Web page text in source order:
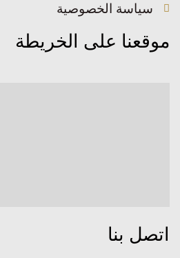
سياسة الخصوصية
موقعنا على الخريطة
اتصل بنا